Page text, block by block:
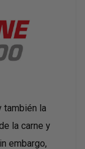
también la
la carne y
embargo,